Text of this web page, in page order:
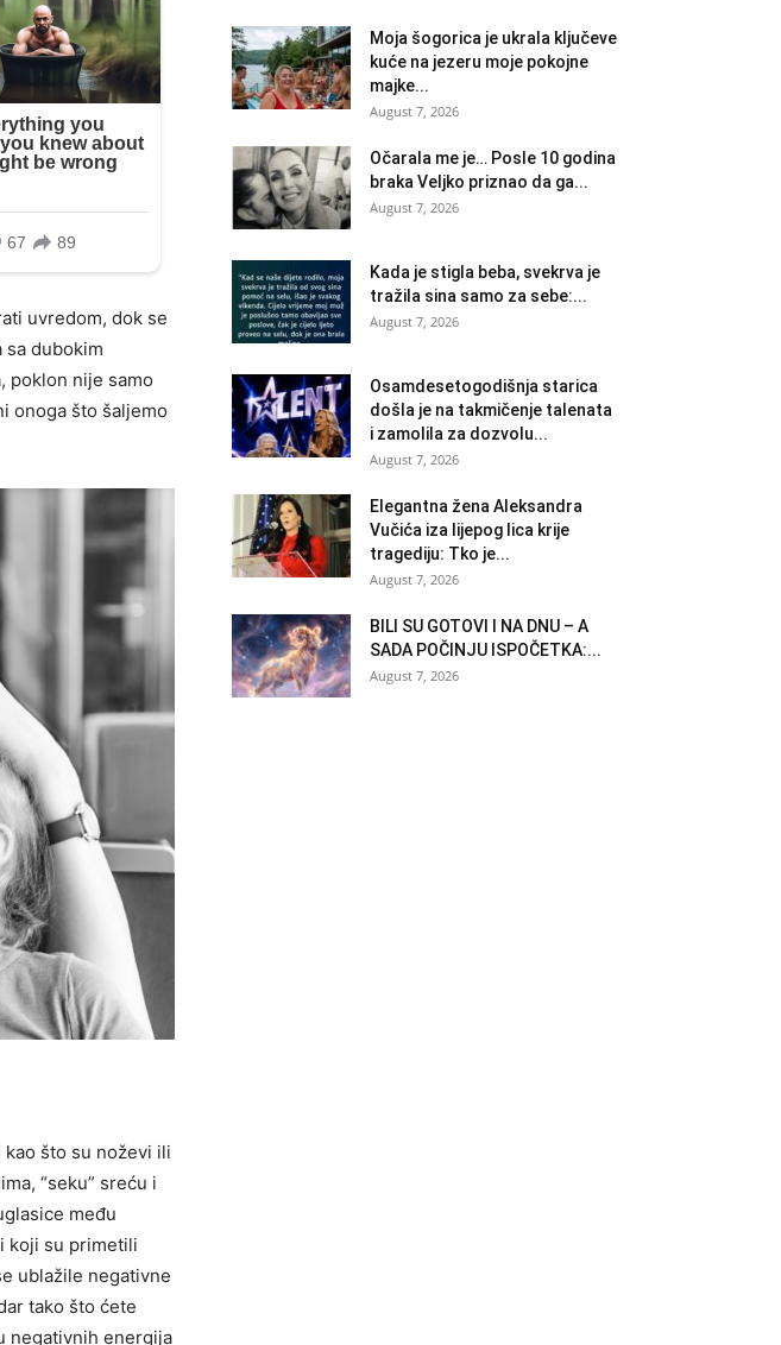
uvredom, dok se
sa dubokim
poklon nije samo
onoga što šaljemo
što su noževi ili
“seku” sreću i
među
koji su primetili
ublažile negativne
tako što ćete
negativnih energija
Moja šogorica je ukrala ključeve
kuće na jezeru moje pokojne
majke...
August 7, 2026
Očarala me je… Posle 10 godina
braka Veljko priznao da ga...
August 7, 2026
Kada je stigla beba, svekrva je
tražila sina samo za sebe:...
August 7, 2026
Osamdesetogodišnja starica
došla je na takmičenje talenata
i zamolila za dozvolu...
August 7, 2026
Elegantna žena Aleksandra
Vučića iza lijepog lica krije
tragediju: Tko je...
August 7, 2026
BILI SU GOTOVI I NA DNU – A
SADA POČINJU ISPOČETKA:...
August 7, 2026